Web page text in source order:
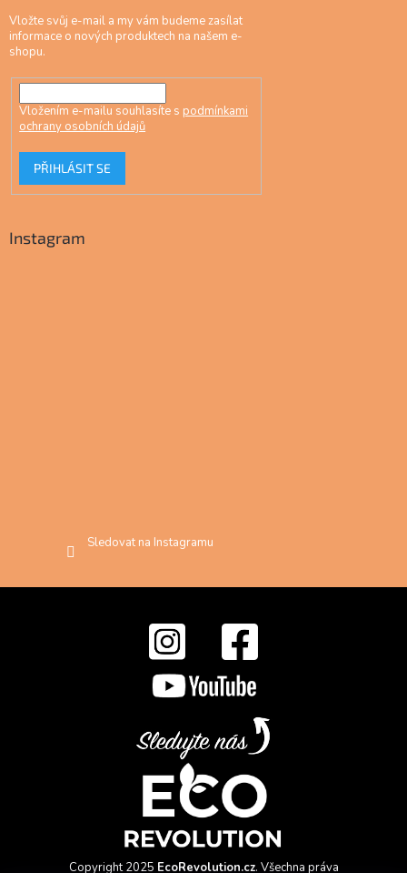
Vložte svůj e-mail a my vám budeme zasílat
informace o nových produktech na našem e-
shopu.
Vložením e-mailu souhlasíte s podmínkami
ochrany osobních údajů
PŘIHLÁSIT SE
Instagram
Sledovat na Instagramu
Copyright 2025 EcoRevolution.cz. Všechna práva